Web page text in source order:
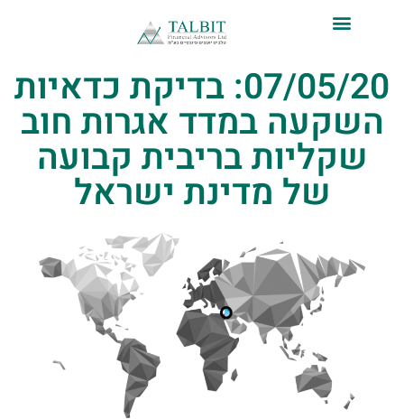
07/05/20: בדיקת כדאיות
השקעה במדד אגרות חוב
שקליות בריבית קבועה
של מדינת ישראל